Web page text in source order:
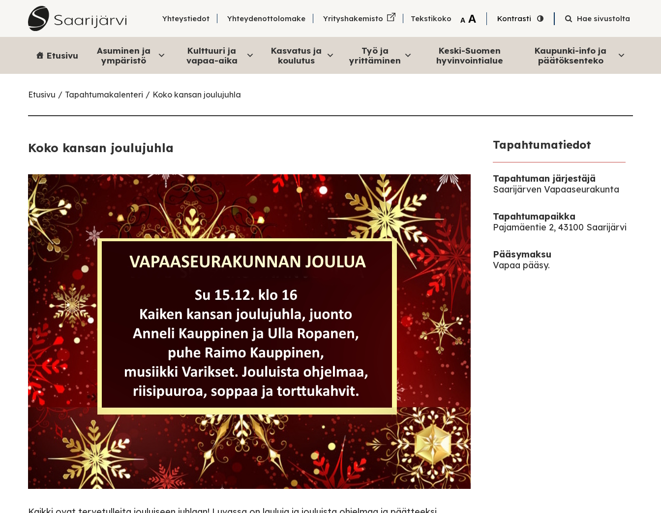
Skip to content
Yhteystiedot Yhteydenottolomake Yrityshakemisto Tekstikoko A Tekstin pienentäminen
A Tekstin suurentaminen
Kontrasti Hae sivustolta
Etusivu
Asuminen ja
ympäristö
Kulttuuri ja
vapaa-aika
Kasvatus ja
koulutus
Työ ja
yrittäminen
Keski-Suomen
hyvinvointialue
Kaupunki-info ja
päätöksenteko
Etusivu Tapahtumakalenteri Koko kansan joulujuhla
Koko kansan joulujuhla Tapahtumatiedot
Tapahtuman järjestäjä
Saarijärven Vapaaseurakunta
Tapahtumapaikka
Pajamäentie 2, 43100 Saarijärvi
Pääsymaksu
Vapaa pääsy.